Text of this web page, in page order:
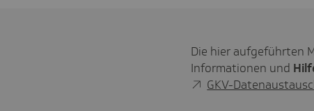
Die hier aufgeführten
Informationen und
GKV-